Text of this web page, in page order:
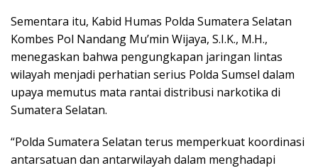
Sementara itu, Kabid Humas Polda Sumatera Selatan
Kombes Pol Nandang Mu’min Wijaya, S.I.K., M.H.,
menegaskan bahwa pengungkapan jaringan lintas
wilayah menjadi perhatian serius Polda Sumsel dalam
upaya memutus mata rantai distribusi narkotika di
Sumatera Selatan.
“Polda Sumatera Selatan terus memperkuat koordinasi
antarsatuan dan antarwilayah dalam menghadapi